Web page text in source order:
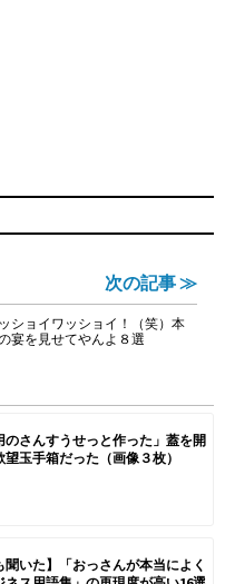
次の記事 ≫
ショイワッショイ！（笑）本
宴を見せてやんよ８選
のさんすうせっと作った」蓋を開
望玉手箱だった（画像３枚）
聞いた】「おっさんが本当によく